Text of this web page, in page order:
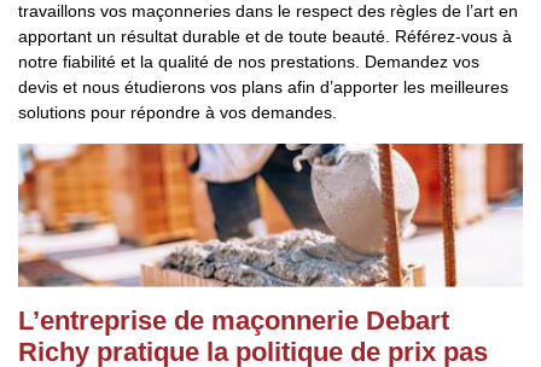
travaillons vos maçonneries dans le respect des règles de l’art en
apportant un résultat durable et de toute beauté. Référez-vous à
notre fiabilité et la qualité de nos prestations. Demandez vos
devis et nous étudierons vos plans afin d’apporter les meilleures
solutions pour répondre à vos demandes.
L’entreprise de maçonnerie Debart
Richy pratique la politique de prix pas